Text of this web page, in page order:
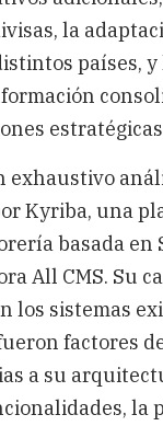
la
países, y
exhaustivo
Kyriba, una
basada en
All CMS. Su
los sistemas
factores
a su
la